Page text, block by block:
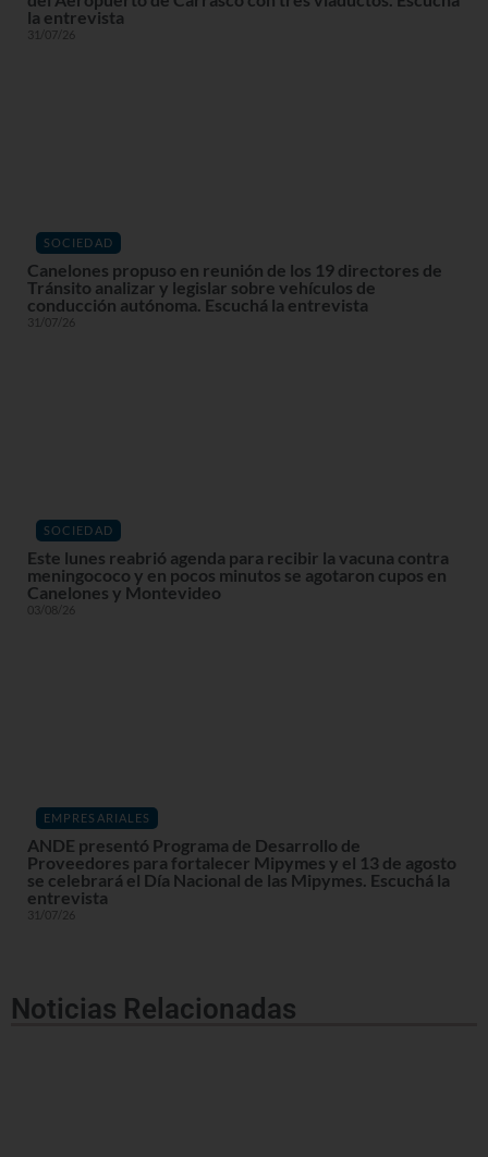
la entrevista
31/07/26
SOCIEDAD
Canelones propuso en reunión de los 19 directores de
Tránsito analizar y legislar sobre vehículos de
conducción autónoma. Escuchá la entrevista
31/07/26
SOCIEDAD
Este lunes reabrió agenda para recibir la vacuna contra
meningococo y en pocos minutos se agotaron cupos en
Canelones y Montevideo
03/08/26
EMPRESARIALES
ANDE presentó Programa de Desarrollo de
Proveedores para fortalecer Mipymes y el 13 de agosto
se celebrará el Día Nacional de las Mipymes. Escuchá la
entrevista
31/07/26
Noticias Relacionadas